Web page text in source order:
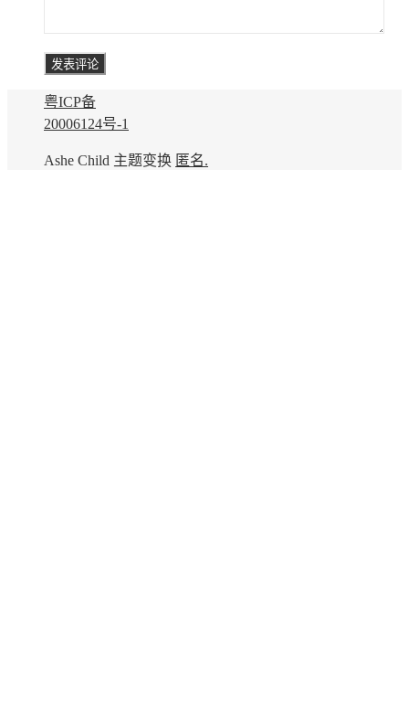
粤ICP备
20006124号-1
Ashe Child 主题变换 匿名.